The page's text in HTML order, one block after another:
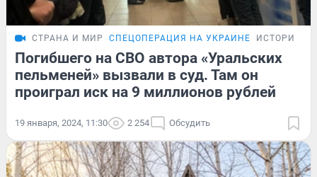
СТРАНА И МИР СПЕЦОПЕРАЦИЯ НА УКРАИНЕ ИСТОРИИ
Погибшего на СВО автора «Уральских
пельменей» вызвали в суд. Там он
проиграл иск на 9 миллионов рублей
19 января, 2024, 11:30 2 254 Обсудить